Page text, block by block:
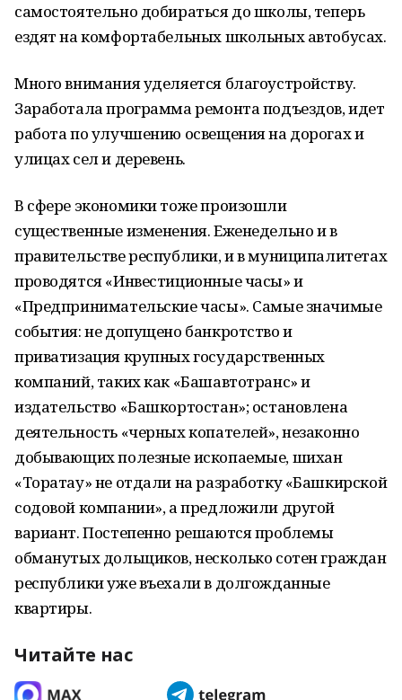
самостоятельно добираться до школы, теперь
ездят на комфортабельных школьных автобусах.
Много внимания уделяется благоустройству.
Заработала программа ремонта подъездов, идет
работа по улучшению освещения на дорогах и
улицах сел и деревень.
В сфере экономики тоже произошли
существенные изменения. Еженедельно и в
правительстве республики, и в муниципалитетах
проводятся «Инвестиционные часы» и
«Предпринимательские часы». Самые значимые
события: не допущено банкротство и
приватизация крупных государственных
компаний, таких как «Башавтотранс» и
издательство «Башкортостан»; остановлена
деятельность «черных копателей», незаконно
добывающих полезные ископаемые, шихан
«Торатау» не отдали на разработку «Башкирской
содовой компании», а предложили другой
вариант. Постепенно решаются проблемы
обманутых дольщиков, несколько сотен граждан
республики уже въехали в долгожданные
квартиры.
Читайте нас